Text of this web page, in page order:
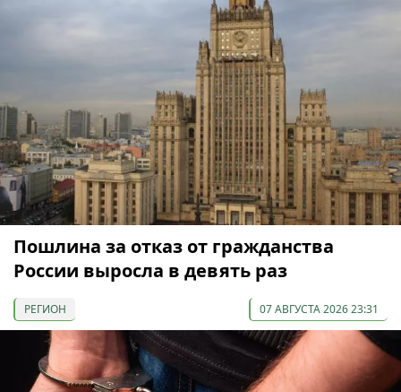
Пошлина за отказ от гражданства
России выросла в девять раз
РЕГИОН 07 АВГУСТА 2026 23:31